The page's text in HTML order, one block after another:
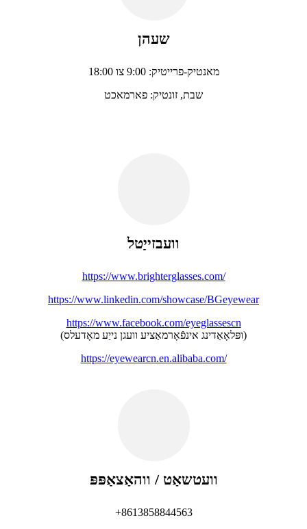
שעהן
מאנטיק-פרייטיק: 9:00 צו 18:00
שבת, זונטיק: פארמאכט
וועבזייַטל
https://www.brighterglasses.com/
https://www.linkedin.com/showcase/BGeyewear
https://www.facebook.com/eyeglassescn
(ופּלאָאַדינג אינפֿאָרמאַציע וועגן נייַע מאָדעלס)
https://eyewearcn.en.alibaba.com/
וועטשאַט / ווהאַצאַפּפּ
+8613858844563